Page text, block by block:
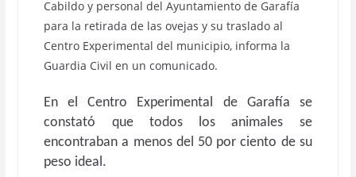
Cabildo y personal del Ayuntamiento de Garafía
para la retirada de las ovejas y su traslado al
Centro Experimental del municipio, informa la
Guardia Civil en un comunicado.
En el Centro Experimental de Garafía se
constató que todos los animales se
encontraban a menos del 50 por ciento de su
peso ideal.